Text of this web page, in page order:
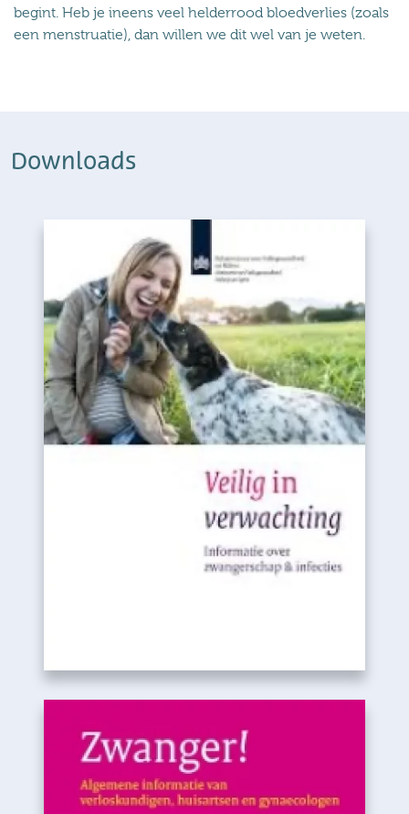
begint. Heb je ineens veel helderrood bloedverlies (zoals
een menstruatie), dan willen we dit wel van je weten.
Downloads